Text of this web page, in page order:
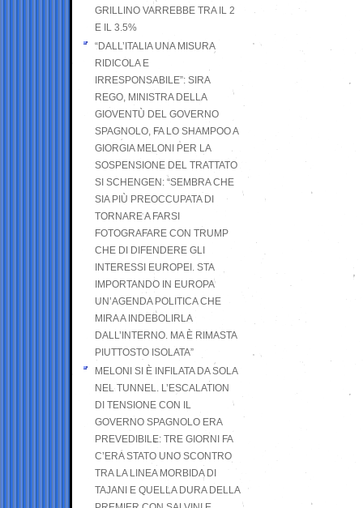
GRILLINO VARREBBE TRA IL 2
E IL 3.5%
“DALL’ITALIA UNA MISURA
RIDICOLA E
IRRESPONSABILE”: SIRA
REGO, MINISTRA DELLA
GIOVENTÙ DEL GOVERNO
SPAGNOLO, FA LO SHAMPOO A
GIORGIA MELONI PER LA
SOSPENSIONE DEL TRATTATO
SI SCHENGEN: “SEMBRA CHE
SIA PIÙ PREOCCUPATA DI
TORNARE A FARSI
FOTOGRAFARE CON TRUMP
CHE DI DIFENDERE GLI
INTERESSI EUROPEI. STA
IMPORTANDO IN EUROPA
UN’AGENDA POLITICA CHE
MIRA A INDEBOLIRLA
DALL’INTERNO. MA È RIMASTA
PIUTTOSTO ISOLATA”
MELONI SI È INFILATA DA SOLA
NEL TUNNEL. L’ESCALATION
DI TENSIONE CON IL
GOVERNO SPAGNOLO ERA
PREVEDIBILE: TRE GIORNI FA
C’ERA STATO UNO SCONTRO
TRA LA LINEA MORBIDA DI
TAJANI E QUELLA DURA DELLA